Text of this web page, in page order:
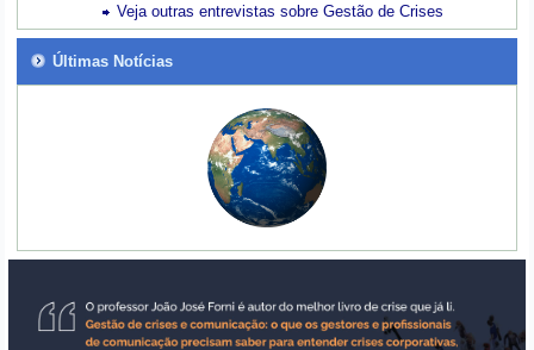
Veja outras entrevistas sobre Gestão de Crises
Últimas Notícias